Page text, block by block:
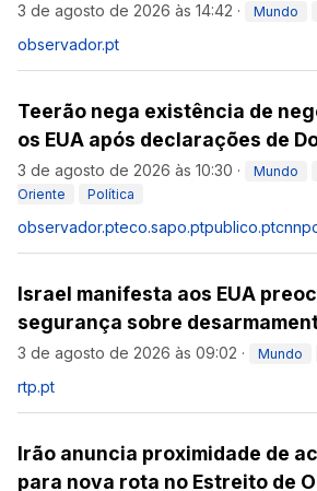
3 de agosto de 2026 às 14:42 · Mundo
observador.pt
Teerão nega existência de
os EUA após declarações de
3 de agosto de 2026 às 10:30 · Mundo
Oriente
Política
observador.pteco.sapo.ptpublico.pt
Israel manifesta aos EUA
segurança sobre
3 de agosto de 2026 às 09:02 · Mundo
rtp.pt
Irão anuncia proximidade de
para nova rota no Estreito de